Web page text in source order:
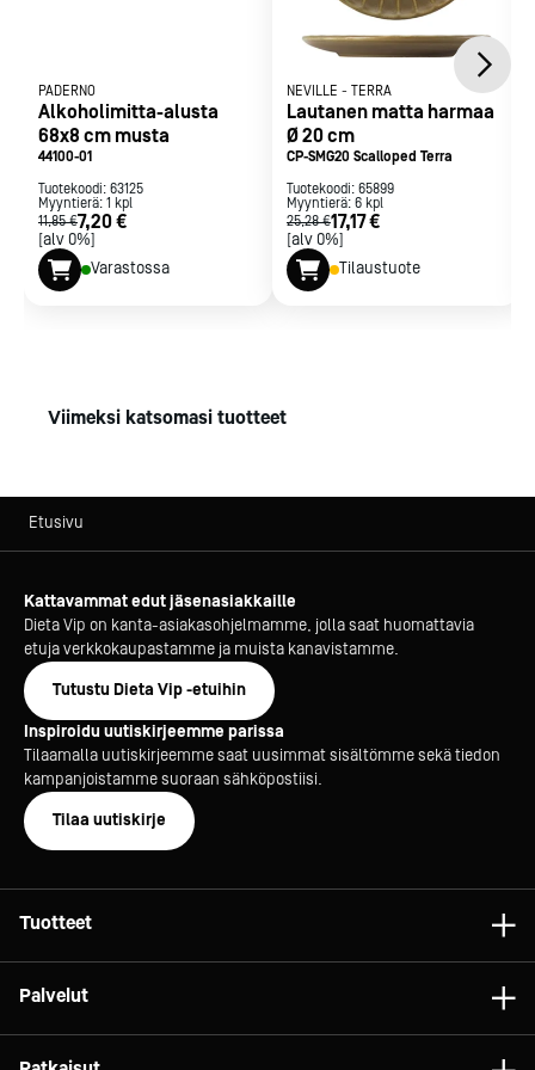
PADERNO
Alkoholimitta-alusta
68x8 cm musta
44100-01
Tuotekoodi: 63125
Myyntierä: 1 kpl
11,85 €7,20 €
[alv 0%]
Varastossa
NEVILLE - TERRA
Lautanen matta harmaa
Ø 20 cm
CP-SMG20 Scalloped Terra
Tuotekoodi: 65899
Myyntierä: 6 kpl
25,28 €17,17 €
[alv 0%]
Tilaustuote
Viimeksi katsomasi tuotteet
Etusivu
Kattavammat edut jäsenasiakkaille
Dieta Vip on kanta-asiakasohjelmamme, jolla saat huomattavia
etuja verkkokaupastamme ja muista kanavistamme.
Tutustu Dieta Vip -etuihin
Inspiroidu uutiskirjeemme parissa
Tilaamalla uutiskirjeemme saat uusimmat sisältömme sekä tiedon
kampanjoistamme suoraan sähköpostiisi.
Tilaa uutiskirje
Tuotteet
Palvelut
Konsultointi